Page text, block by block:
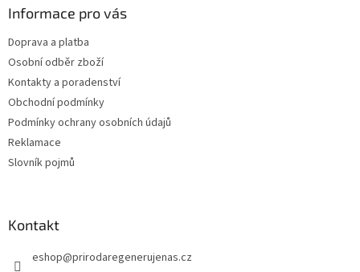
Informace pro vás
Doprava a platba
Osobní odběr zboží
Kontakty a poradenství
Obchodní podmínky
Podmínky ochrany osobních údajů
Reklamace
Slovník pojmů
Kontakt
eshop@prirodaregenerujenas.cz